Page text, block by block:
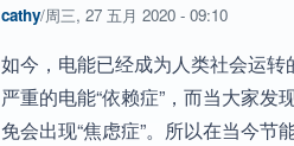
cathy/周三, 27 五月 2020 - 09:10
如今，电能已经成为人类社会运
严重的电能“依赖症”，而当大家
免会出现“焦虑症”。所以在当今